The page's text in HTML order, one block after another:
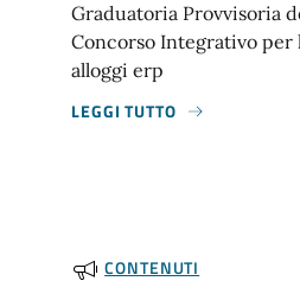
Graduatoria Provvisoria
Concorso Integrativo per
alloggi erp
LEGGI TUTTO
CONTENUTI